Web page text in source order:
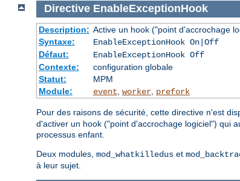
Directive EnableExceptionHook
Description: Active un hook ("point d'accrochage
Syntaxe:
EnableExceptionHook On|Off
Défaut:
EnableExceptionHook Off
Contexte:
configuration globale
Statut:
MPM
Module:
event worker, prefork
Pour des raisons de sécurité, cette directive n'est
d'activer un hook ("point d'accrochage logiciel") qui
processus enfant.
Deux modules, mod_whatkilledus et
à leur sujet.